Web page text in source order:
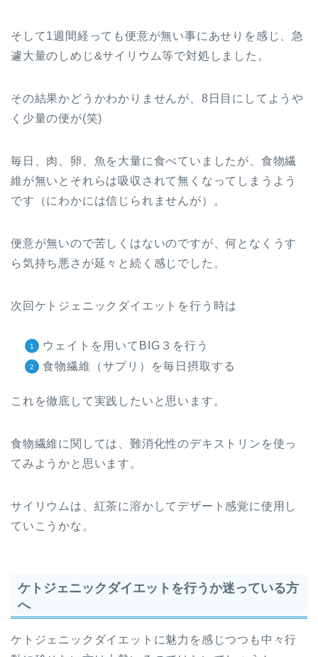
そして1週間経っても便意が無い事にあせりを感じ、急
遽大量のしめじ&サイリウム等で対処しました。
その結果かどうかわかりませんが、8日目にしてようや
く少量の便が(笑)
毎日、肉、卵、魚を大量に食べていましたが、食物繊
維が無いとそれらは吸収されて無くなってしまうよう
です（にわかには信じられませんが）。
便意が無いので苦しくはないのですが、何となくうす
ら気持ち悪さが延々と続く感じでした。
次回ケトジェニックダイエットを行う時は
ウェイトを用いてBIG３を行う
食物繊維（サプリ）を毎日摂取する
これを徹底して実践したいと思います。
食物繊維に関しては、難消化性のデキストリンを使っ
てみようかと思います。
サイリウムは、紅茶に溶かしてデザート感覚に使用し
ていこうかな。
ケトジェニックダイエットを行うか迷っている方
へ
ケトジェニックダイエットに魅力を感じつつも中々行